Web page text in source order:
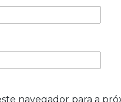
navegador para a